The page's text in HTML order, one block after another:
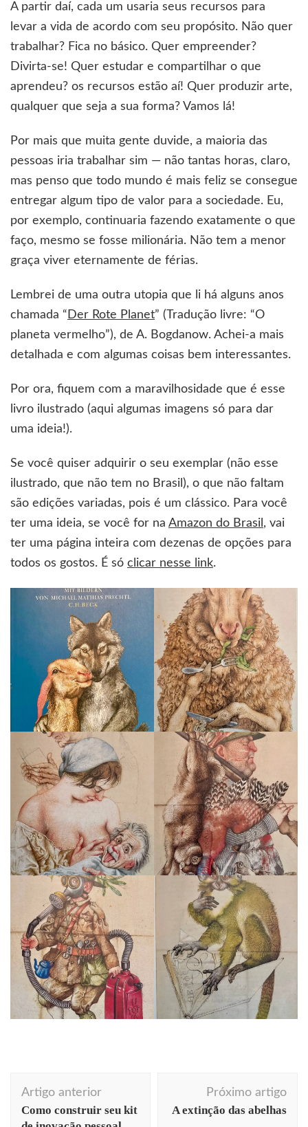
A partir daí, cada um usaria seus recursos para
levar a vida de acordo com seu propósito. Não quer
trabalhar? Fica no básico. Quer empreender?
Divirta-se! Quer estudar e compartilhar o que
aprendeu? os recursos estão aí! Quer produzir arte,
qualquer que seja a sua forma? Vamos lá!
Por mais que muita gente duvide, a maioria das
pessoas iria trabalhar sim — não tantas horas, claro,
mas penso que todo mundo é mais feliz se consegue
entregar algum tipo de valor para a sociedade. Eu,
por exemplo, continuaria fazendo exatamente o que
faço, mesmo se fosse milionária. Não tem a menor
graça viver eternamente de férias.
Lembrei de uma outra utopia que li há alguns anos
chamada “ Der Rote Planet” (Tradução livre: “O
planeta vermelho”), de A. Bogdanow. Achei-a mais
detalhada e com algumas coisas bem interessantes.
Por ora, fiquem com a maravilhosidade que é esse
livro ilustrado (aqui algumas imagens só para dar
uma ideia!).
Se você quiser adquirir o seu exemplar (não esse
ilustrado, que não tem no Brasil), o que não faltam
são edições variadas, pois é um clássico. Para você
ter uma ideia, se você for na Amazon do Brasil , vai
ter uma página inteira com dezenas de opções para
todos os gostos. É só clicar nesse link.
Navegação
de
post
Artigo anterior
Como construir seu kit
Próximo artigo
A extinção das abelhas